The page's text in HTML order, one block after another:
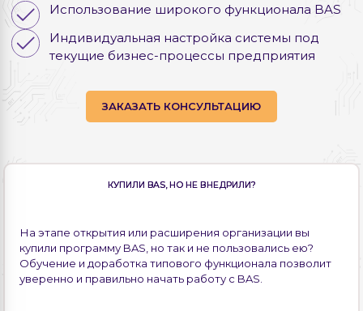
Использование широкого функционала BAS
Индивидуальная настройка системы под
текущие бизнес-процессы предприятия
ЗАКАЗАТЬ КОНСУЛЬТАЦИЮ
КУПИЛИ BAS, НО НЕ ВНЕДРИЛИ?
На этапе открытия или расширения организации вы
купили программу BAS, но так и не пользовались ею?
Обучение и доработка типового функционала позволит
уверенно и правильно начать работу с BAS.